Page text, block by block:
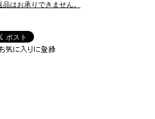
品はお承りできません。